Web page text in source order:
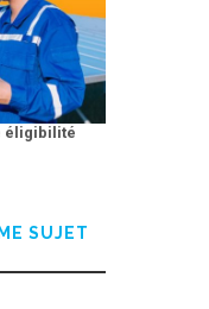
éligibilité
SUJET